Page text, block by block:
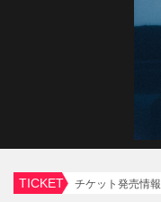
TICKET チケット発売情報